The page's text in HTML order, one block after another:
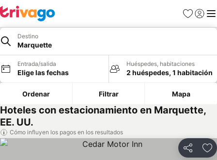
Favoritos
Iniciar
Destino
Marquette
Entrada/salida
Elige las fechas
Huéspedes, habitaciones
2 huéspedes, 1 habitación
Ordenar Filtrar Mapa
Hoteles con estacionamiento en Marquette,
EE. UU.
Cómo influyen los pagos en los resultados
Compartir